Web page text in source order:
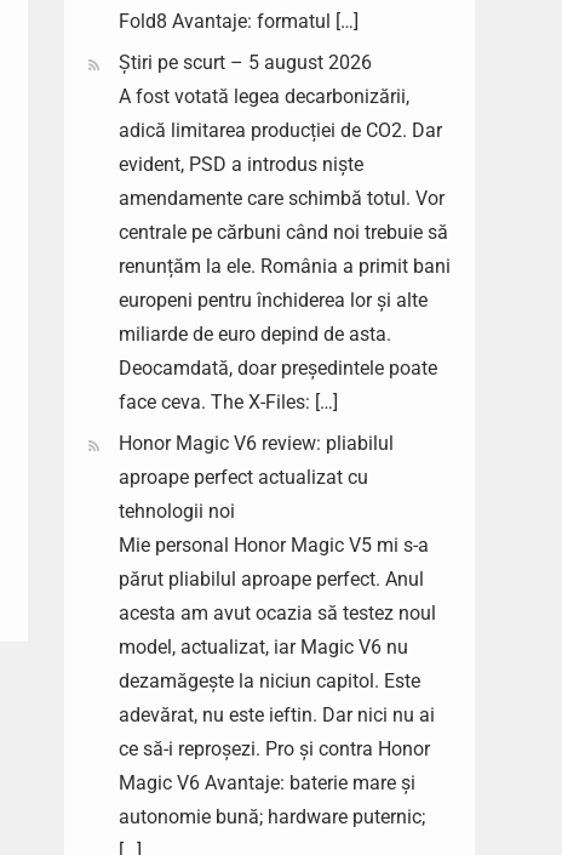
Fold8 Avantaje: formatul […]
Știri pe scurt – 5 august 2026
A fost votată legea decarbonizării,
adică limitarea producției de CO2. Dar
evident, PSD a introdus niște
amendamente care schimbă totul. Vor
centrale pe cărbuni când noi trebuie să
renunțăm la ele. România a primit bani
europeni pentru închiderea lor și alte
miliarde de euro depind de asta.
Deocamdată, doar președintele poate
face ceva. The X-Files: […]
Honor Magic V6 review: pliabilul
aproape perfect actualizat cu
tehnologii noi
Mie personal Honor Magic V5 mi s-a
părut pliabilul aproape perfect. Anul
acesta am avut ocazia să testez noul
model, actualizat, iar Magic V6 nu
dezamăgește la niciun capitol. Este
adevărat, nu este ieftin. Dar nici nu ai
ce să-i reproșezi. Pro și contra Honor
Magic V6 Avantaje: baterie mare și
autonomie bună; hardware puternic;